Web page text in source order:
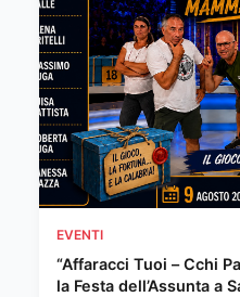
EVENTI
“Affaracci Tuoi – Cchi
la Festa dell’Assunta a